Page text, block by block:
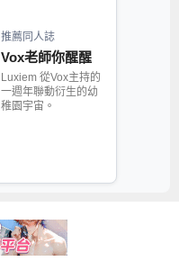
推薦同人誌
Vox老師你醒醒
Luxiem 從Vox主持的
一週年聯動衍生的幼
稚園宇宙。